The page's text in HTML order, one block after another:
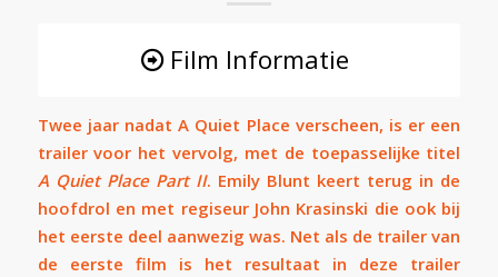
Film Informatie
Twee jaar nadat A Quiet Place verscheen, is er een
trailer voor het vervolg, met de toepasselijke titel
A Quiet Place Part II. Emily Blunt keert terug in de
hoofdrol en met regiseur John Krasinski die ook bij
het eerste deel aanwezig was. Net als de trailer van
de eerste film is het resultaat in deze trailer